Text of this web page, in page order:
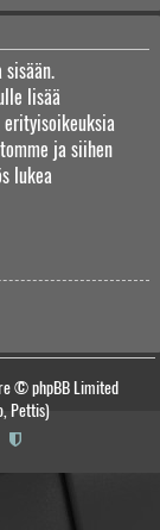
lisää
ja siihen
lukea
© phpBB Limited
Pettis)